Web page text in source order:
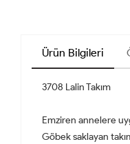
Ürün Bilgileri
3708 Lalin Takım
Emziren annelere
Göbek saklayan